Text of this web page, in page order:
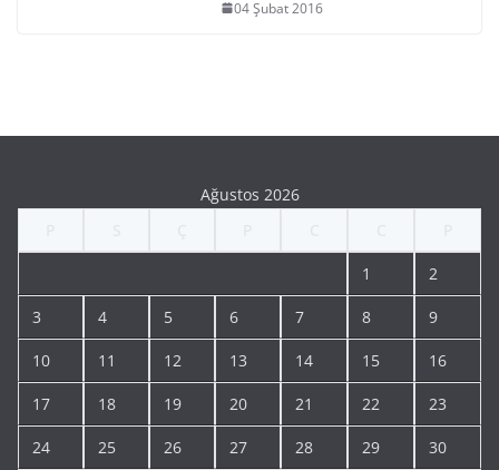
04 Şubat 2016
Ağustos 2026
1 2
3 4 5 6 7 8 9
10 11 12 13 14 15 16
17 18 19 20 21 22 23
24 25 26 27 28 29 30